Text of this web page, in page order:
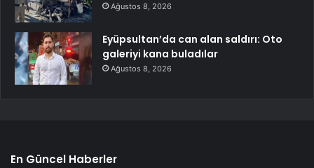
Ağustos 8, 2026
Eyüpsultan’da can alan saldırı: Oto
galeriyi kana buladılar
Ağustos 8, 2026
En Güncel Haberler